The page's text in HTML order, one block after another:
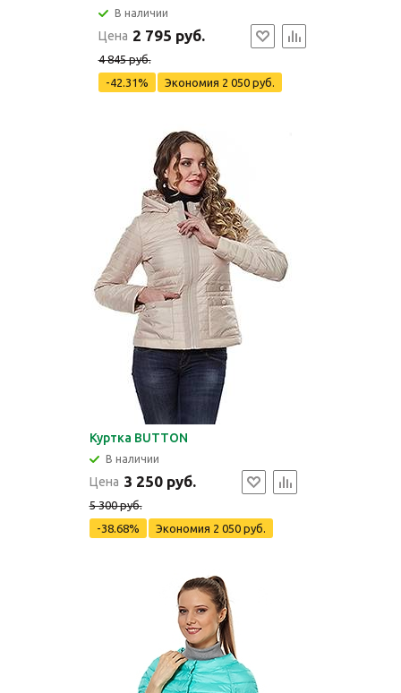
В наличии
Цена 2 795 руб.
4 845 руб.
-42.31%
Экономия 2 050 руб.
Куртка BUTTON
В наличии
Цена 3 250 руб.
5 300 руб.
-38.68%
Экономия 2 050 руб.